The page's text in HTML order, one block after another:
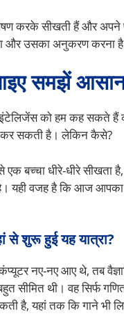
करके सीखती हैं और अपने
और उसका अनुकरण करना
समझें आसान
इंटेलिजेंस को हम कह सकते
कर सकती है। लेकिन कैसे?
बच्चा धीरे-धीरे सीखता
है। यही वजह है कि आज
से शुरू हुई यह यात्रा?
नए-नए आए थे, तब
सीमित थी। वह सिर्फ
है, यहां तक कि गाने भी